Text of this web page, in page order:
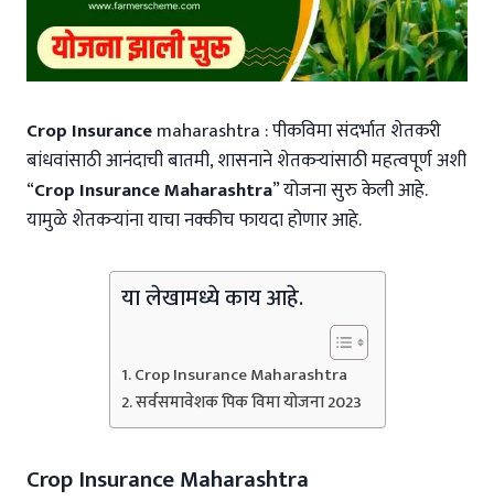
Crop Insurancemaharashtra : पीकविमा संदर्भात शेतकरी
बांधवांसाठी आनंदाची बातमी, शासनाने शेतकऱ्यांसाठी महत्वपूर्ण अशी
“Crop Insurance Maharashtra” योजना सुरु केली आहे.
यामुळे शेतकऱ्यांना याचा नक्कीच फायदा होणार आहे.
या लेखामध्ये काय आहे.
Crop Insurance Maharashtra
सर्वसमावेशक पिक विमा योजना 2023
Crop Insurance Maharashtra